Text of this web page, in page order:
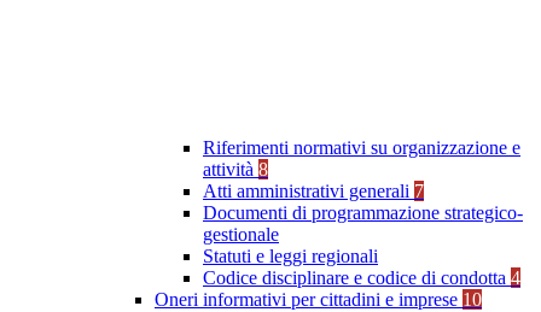
Riferimenti normativi su organizzazione e
attività 8
Atti amministrativi generali 7
Documenti di programmazione strategico-
gestionale
Statuti e leggi regionali
Codice disciplinare e codice di condotta 4
Oneri informativi per cittadini e imprese 10